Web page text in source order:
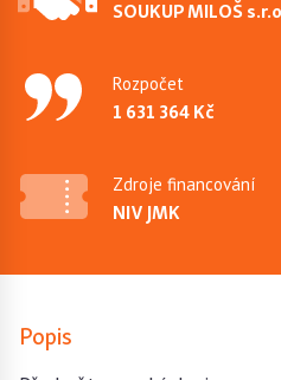
SOUKUP MILOŠ
Rozpočet
1 631 364 Kč
Zdroje financování
NIV JMK
Popis